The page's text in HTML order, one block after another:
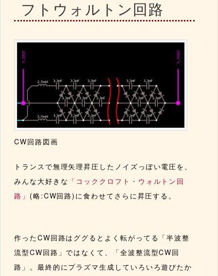
フトウォルトン回路
CW回路図画
トランスで無理矢理昇圧したノイズっぽい電圧を、
みんな大好きな 「コッククロフト・ウォルトン回
路」 (略:CW回路)に食わせてさらに昇圧する。
作ったCW回路はググるとよく転がってる「半波整
流型CW回路」ではなくて、「全波整流型CW回
路」。最終的にプラズマ生成していろいろ遊びたか